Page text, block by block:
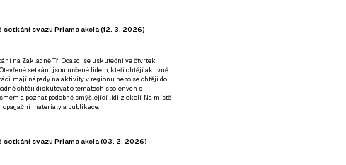
setkání svazu Priama akcia (12. 3. 2026)
na Základně Tři Ocásci se uskuteční ve čtvrtek
Otevřené setkání jsou určené lidem, kteří chtějí aktivně
mají nápady na aktivity v regionu nebo se chtějí do
chtějí diskutovat o tématech spojených s
a poznat podobně smýšlející lidi z okolí. Na místě
materiály a publikace.
setkání svazu Priama akcia (03. 2. 2026)